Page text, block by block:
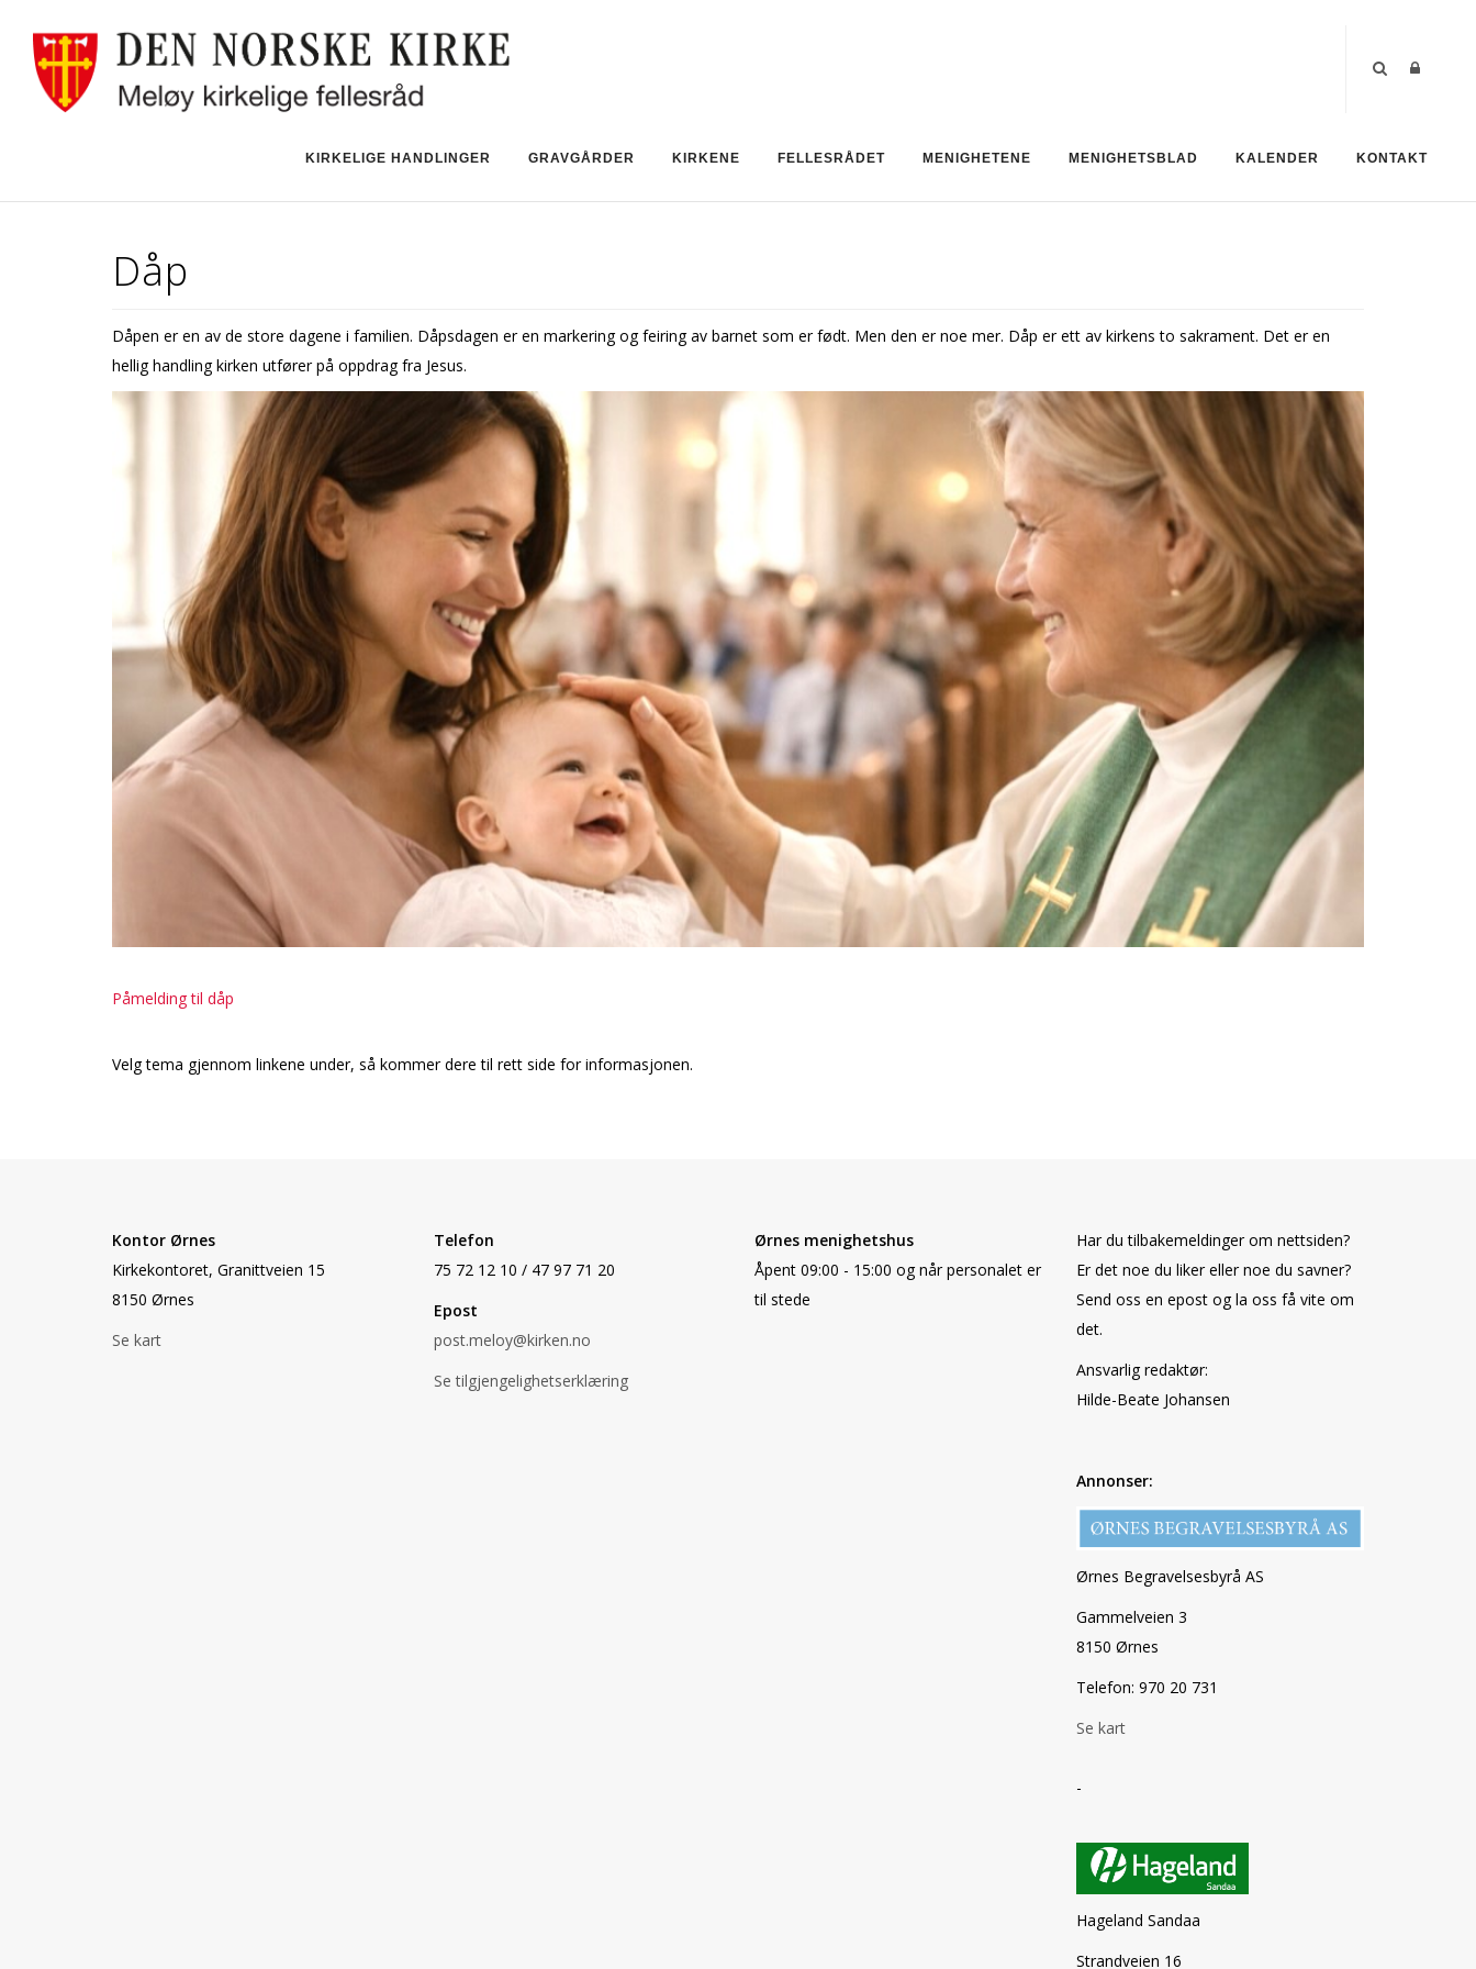
KIRKELIGE HANDLINGER GRAVGÅRDER KIRKENE FELLESRÅDET MENIGHETENE MENIGHETSBLAD KALENDER KONTAKT
Dåp
Dåpen er en av de store dagene i familien. Dåpsdagen er en markering og feiring av barnet som er født. Men den er noe mer. Dåp er ett av kirkens to sakrament. Det er en
hellig handling kirken utfører på oppdrag fra Jesus.
Påmelding til dåp
Velg tema gjennom linkene under, så kommer dere til rett side for informasjonen.
Kontor Ørnes
Kirkekontoret, Granittveien 15
8150 Ørnes
Se kart
Telefon
75 72 12 10 / 47 97 71 20
Epost
post.meloy@kirken.no
Se tilgjengelighetserklæring
Ørnes menighetshus
Åpent 09:00 - 15:00 og når personalet er
til stede
Har du tilbakemeldinger om nettsiden?
Er det noe du liker eller noe du savner?
Send oss en epost og la oss få vite om
det.
Ansvarlig redaktør:
Hilde-Beate Johansen
Annonser:
Ørnes Begravelsesbyrå AS
Gammelveien 3
8150 Ørnes
Telefon: 970 20 731
Se kart
-
Hageland Sandaa
Strandveien 16